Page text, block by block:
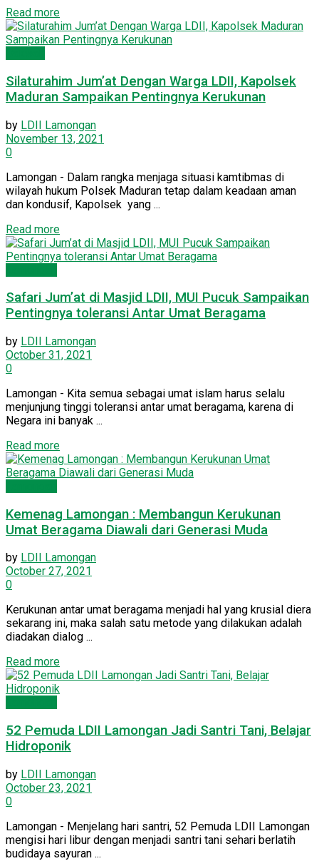
Read more
Silaturahim Jum’at Dengan Warga LDII, Kapolsek
Maduran Sampaikan Pentingnya Kerukunan
by LDII Lamongan
November 13, 2021
0
Lamongan - Dalam rangka menjaga situasi kamtibmas di
wilayah hukum Polsek Maduran tetap dalam keadaan aman
dan kondusif, Kapolsek yang ...
Read more
Safari Jum’at di Masjid LDII, MUI Pucuk Sampaikan
Pentingnya toleransi Antar Umat Beragama
by LDII Lamongan
October 31, 2021
0
Lamongan - Kita semua sebagai umat islam harus selalu
menjunjung tinggi toleransi antar umat beragama, karena di
Negara ini banyak ...
Read more
Kemenag Lamongan : Membangun Kerukunan
Umat Beragama Diawali dari Generasi Muda
by LDII Lamongan
October 27, 2021
0
Kerukunan antar umat beragama menjadi hal yang krusial diera
sekarang ini, maka salah satu metode yang dilakukan adalah
diadakan dialog ...
Read more
52 Pemuda LDII Lamongan Jadi Santri Tani, Belajar
Hidroponik
by LDII Lamongan
October 23, 2021
0
Lamongan - Menjelang hari santri, 52 Pemuda LDII Lamongan
mengisi hari libur dengan menjadi santri tani sehari berlatih
budidaya sayuran ...